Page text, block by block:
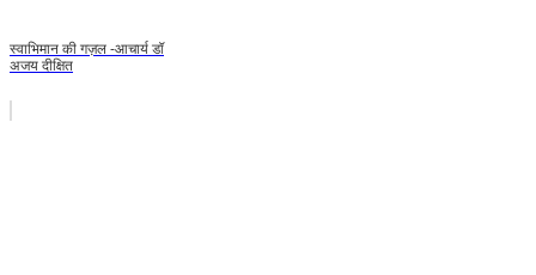
स्वाभिमान की गज़ल -आचार्य डॉ
अजय दीक्षित